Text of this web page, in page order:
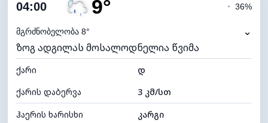
ღრუბლიანობა
ნამის წერტილი
ხილვადობა
10 კმ
განათების ინდექსი 0 (ბნელი)
ღრუბლის სიმაღლე 10640 მ
04:00 9°
მგრძნობელობა 8°
◔ 36%
⌄
ზოგ ადგილას მოსალოდნელია წვიმა
ქარი
დ
ქარის დაბერვა
3 კმ/სთ
ჰაერის ხარისხი
კარგი